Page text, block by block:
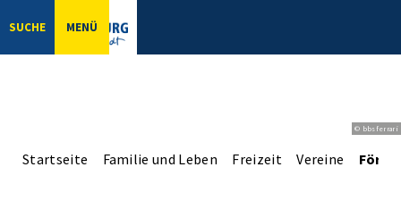
SUCHE MENÜ
© bbsferrari
Startseite Familie und Leben Freizeit Vereine